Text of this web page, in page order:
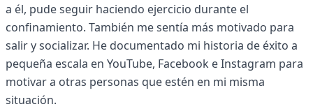
a él, pude seguir haciendo ejercicio durante el
confinamiento. También me sentía más motivado para
salir y socializar. He documentado mi historia de éxito a
pequeña escala en YouTube, Facebook e Instagram para
motivar a otras personas que estén en mi misma
situación.